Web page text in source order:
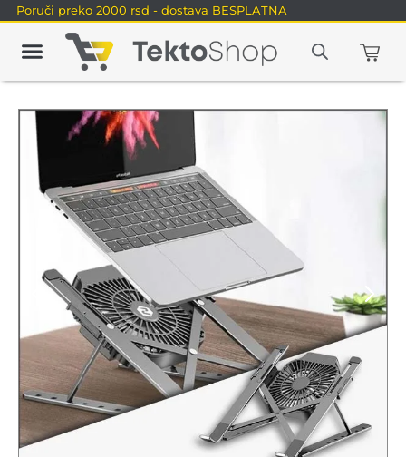
Poruči preko 2000 rsd - dostava BESPLATNA